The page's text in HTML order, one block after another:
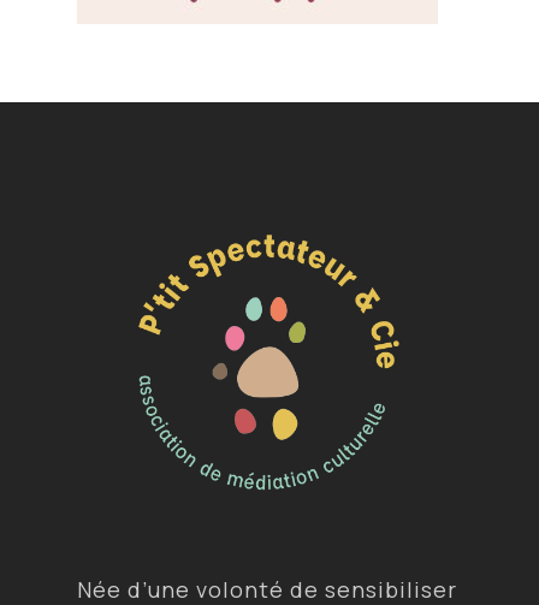
Née d’une volonté de sensibiliser